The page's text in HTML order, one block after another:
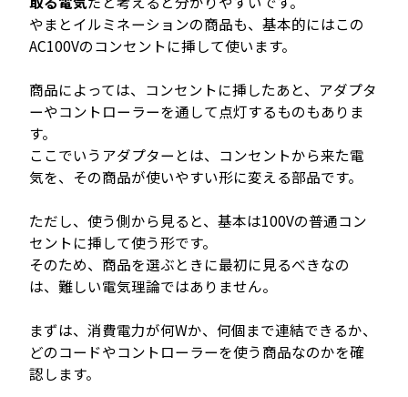
やまとイルミネーションの商品も、基本的にはこの
AC100Vのコンセントに挿して使います。
商品によっては、コンセントに挿したあと、アダプタ
ーやコントローラーを通して点灯するものもありま
す。
ここでいうアダプターとは、コンセントから来た電
気を、その商品が使いやすい形に変える部品です。
ただし、使う側から見ると、基本は100Vの普通コン
セントに挿して使う形です。
そのため、商品を選ぶときに最初に見るべきなの
は、難しい電気理論ではありません。
まずは、消費電力が何Wか、何個まで連結できるか、
どのコードやコントローラーを使う商品なのかを確
認します。